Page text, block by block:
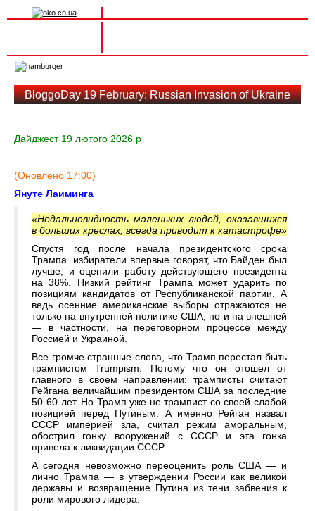
navigation
BloggoDay 19 February: Russian Invasion of Ukraine
Дайджест 19 лютого 2026 р
(Оновлено 17:00)
Януте Лаиминга
«Недальновидность маленьких людей, оказавшихся
в больших креслах, всегда приводит к катастрофе»
Спустя год после начала президентского срока
Трампа избиратели впервые говорят, что Байден был
лучше, и оценили работу действующего президента
на 38%. Низкий рейтинг Трампа может ударить по
позициям кандидатов от Республиканской партии. А
ведь осенние американские выборы отражаются не
только на внутренней политике США, но и на внешней
— в частности, на переговорном процессе между
Россией и Украиной.
Все громче странные слова, что Трамп перестал быть
трампистом Trumpism. Потому что он отошел от
главного в своем направлении: трамписты считают
Рейгана величайшим президентом США за последние
50-60 лет. Но Трамп уже не трампист со своей слабой
позицией перед Путиным. А именно Рейган назвал
СССР империей зла, считал режим аморальным,
обострил гонку вооружений с СССР и эта гонка
привела к ликвидации СССР.
А сегодня невозможно переоценить роль США — и
лично Трампа — в утверждении России как великой
державы и возвращение Путина из тени забвения к
роли мирового лидера.